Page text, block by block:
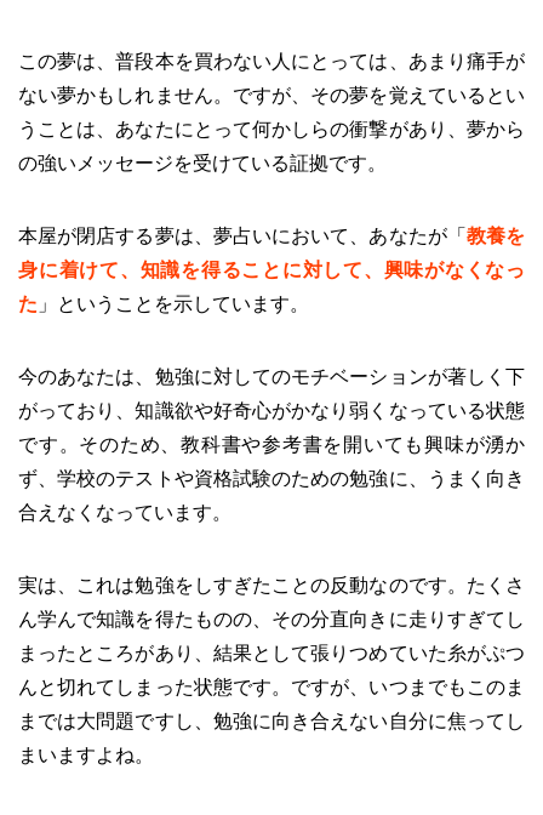
この夢は、普段本を買わない人にとっては、あまり痛手が
ない夢かもしれません。ですが、その夢を覚えているとい
うことは、あなたにとって何かしらの衝撃があり、夢から
の強いメッセージを受けている証拠です。
本屋が閉店する夢は、夢占いにおいて、あなたが「 教養を
身に着けて、知識を得ることに対して、興味がなくなっ
た 」ということを示しています。
今のあなたは、勉強に対してのモチベーションが著しく下
がっており、知識欲や好奇心がかなり弱くなっている状態
です。そのため、教科書や参考書を開いても興味が湧か
ず、学校のテストや資格試験のための勉強に、うまく向き
合えなくなっています。
実は、これは勉強をしすぎたことの反動なのです。たくさ
ん学んで知識を得たものの、その分直向きに走りすぎてし
まったところがあり、結果として張りつめていた糸がぷつ
んと切れてしまった状態です。ですが、いつまでもこのま
までは大問題ですし、勉強に向き合えない自分に焦ってし
まいますよね。